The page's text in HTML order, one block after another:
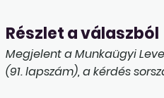
Részlet a válaszból
Megjelent a Munkaügyi
(91. lapszám), a kérdés